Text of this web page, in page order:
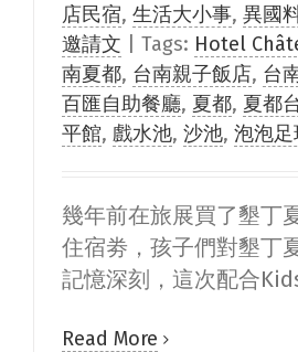
店民宿, 生活大小事, 異國
邀請文
Tags: Hotel
南夏都, 台南親子飯店, 台
百匯自助餐廳, 夏都, 夏都
平館, 戲水池, 沙池, 泡泡足
幾年前在旅展買了墾丁
住宿劵，孩子們對墾丁
記憶深刻，這次配合
Read More